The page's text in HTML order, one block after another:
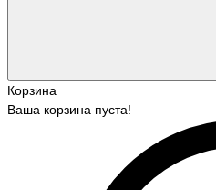
Корзина
Ваша корзина пуста!